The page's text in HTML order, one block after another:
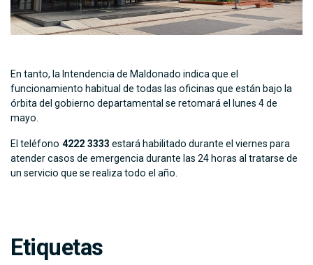
En tanto, la Intendencia de Maldonado indica que el
funcionamiento habitual de todas las oficinas que están bajo la
órbita del gobierno departamental se retomará el lunes 4 de
mayo.
El teléfono 4222 3333 estará habilitado durante el viernes para
atender casos de emergencia durante las 24 horas al tratarse de
un servicio que se realiza todo el año.
Etiquetas